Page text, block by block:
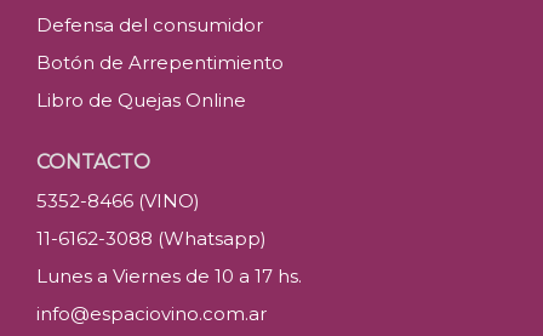
Defensa del consumidor
Botón de Arrepentimiento
Libro de Quejas Online
CONTACTO
5352-8466 (VINO)
11-6162-3088 (Whatsapp)
Lunes a Viernes de 10 a 17 hs.
info@espaciovino.com.ar